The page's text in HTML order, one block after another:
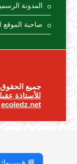
المدونة
صاحبة الموقع
جميع
للأستاذة
ecoledz.net